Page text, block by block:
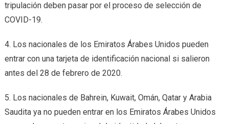
tripulación deben pasar por el proceso de selección de
COVID-19.
4. Los nacionales de los Emiratos Árabes Unidos pueden
entrar con una tarjeta de identificación nacional si salieron
antes del 28 de febrero de 2020.
5. Los nacionales de Bahrein, Kuwait, Omán, Qatar y Arabia
Saudita ya no pueden entrar en los Emiratos Árabes Unidos